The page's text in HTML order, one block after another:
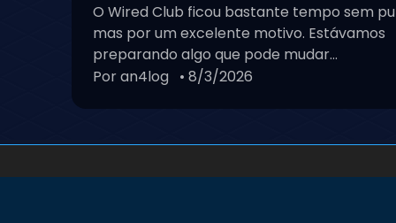
O Wired Club ficou bastante tempo sem
mas por um excelente motivo. Estávamos
preparando algo que pode mudar...
Por an4log • 8/3/2026